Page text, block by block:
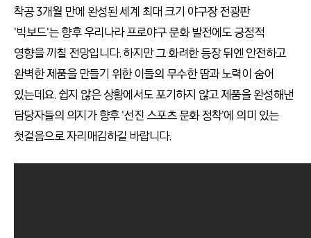
착공 3개월 만에 완성된 세계 최대 크기 야구장 전광판
'빅보드'는 향후 우리나라 프로야구 문화 발전에도 긍정적
영향을 끼칠 전망입니다. 하지만 그 화려한 등장 뒤엔 안전하고
완벽한 제품을 만들기 위한 이들의 무수한 땀과 노력이 숨어
있는데요. 쉽지 않은 상황에서도 포기하지 않고 제품을 완성해낸
담당자들의 의지가 향후 '선진 스포츠 문화 정착'에 의미 있는
첫걸음으로 자리매김하길 바랍니다.